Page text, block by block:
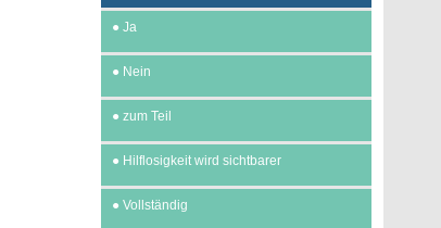
● Ja
● Nein
● zum Teil
● Hilflosigkeit wird sichtbarer
● Vollständig